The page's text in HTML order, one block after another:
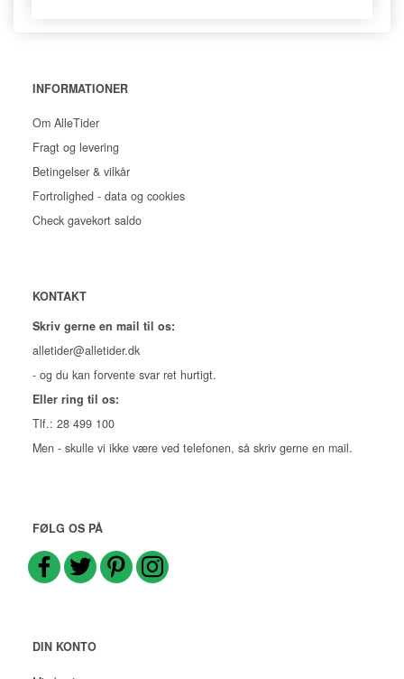
INFORMATIONER
Om AlleTider
Fragt og levering
Betingelser & vilkår
Fortrolighed - data og cookies
Check gavekort saldo
KONTAKT
Skriv gerne en mail til os:
alletider@alletider.dk
- og du kan forvente svar ret hurtigt.
Eller ring til os:
Tlf.: 28 499 100
Men - skulle vi ikke være ved telefonen, så skriv gerne en mail.
FØLG OS PÅ
DIN KONTO